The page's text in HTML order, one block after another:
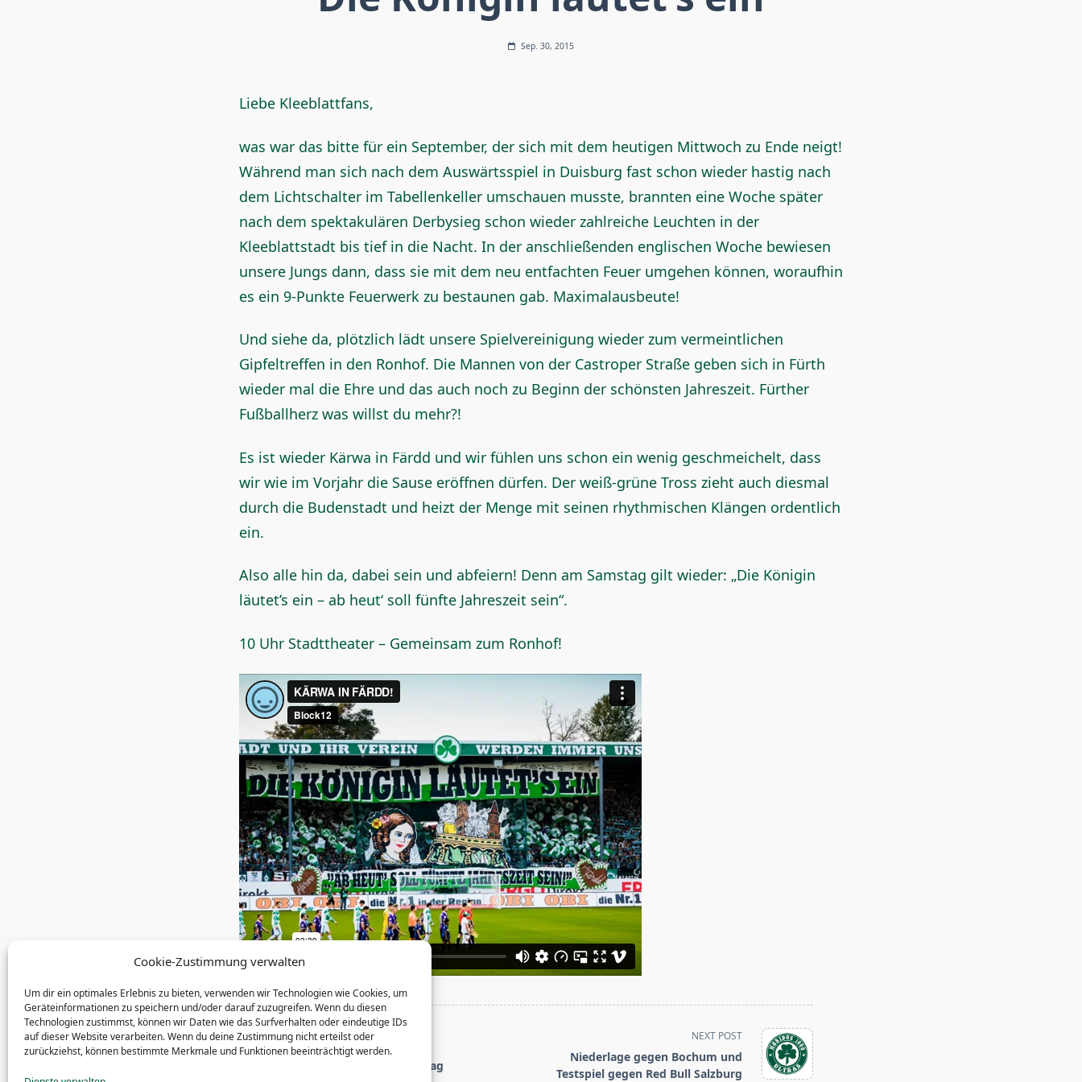
Cookie-Zustimmung verwalten
Um dir ein optimales Erlebnis zu bieten, verwenden wir Technologien wie Cookies, um
Geräteinformationen zu speichern und/oder darauf zuzugreifen. Wenn du diesen
Technologien zustimmst, können wir Daten wie das Surfverhalten oder eindeutige IDs
auf dieser Website verarbeiten. Wenn du deine Zustimmung nicht erteilst oder
zurückziehst, können bestimmte Merkmale und Funktionen beeinträchtigt werden.
Sep. 30, 2015
Liebe Kleeblattfans,
was war das bitte für ein September, der sich mit dem heutigen Mittwoch zu Ende neigt!
Während man sich nach dem Auswärtsspiel in Duisburg fast schon wieder hastig nach
dem Lichtschalter im Tabellenkeller umschauen musste, brannten eine Woche später
nach dem spektakulären Derbysieg schon wieder zahlreiche Leuchten in der
Kleeblattstadt bis tief in die Nacht. In der anschließenden englischen Woche bewiesen
unsere Jungs dann, dass sie mit dem neu entfachten Feuer umgehen können, woraufhin
es ein 9-Punkte Feuerwerk zu bestaunen gab. Maximalausbeute!
Und siehe da, plötzlich lädt unsere Spielvereinigung wieder zum vermeintlichen
Gipfeltreffen in den Ronhof. Die Mannen von der Castroper Straße geben sich in Fürth
wieder mal die Ehre und das auch noch zu Beginn der schönsten Jahreszeit. Fürther
Fußballherz was willst du mehr?!
Es ist wieder Kärwa in Färdd und wir fühlen uns schon ein wenig geschmeichelt, dass
wir wie im Vorjahr die Sause eröffnen dürfen. Der weiß-grüne Tross zieht auch diesmal
durch die Budenstadt und heizt der Menge mit seinen rhythmischen Klängen ordentlich
ein.
Also alle hin da, dabei sein und abfeiern! Denn am Samstag gilt wieder: „Die Königin
läutet’s ein – ab heut‘ soll fünfte Jahreszeit sein“.
10 Uhr Stadttheater – Gemeinsam zum Ronhof!
<span
class="nav- PREVIOUS POST
Vorheriger Beitrag
NEXT POST
Niederlage gegen Bochum und
Testspiel gegen Red Bull Salzburg